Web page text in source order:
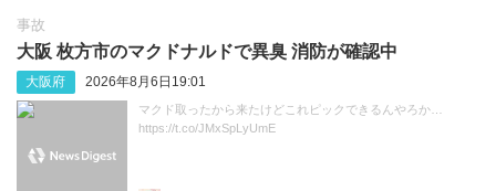
事故
大阪 枚方市のマクドナルドで異臭 消防が確認中
大阪府 2026年8月6日19:01
マクド取ったから来たけどこれピックできるんやろか…
https://t.co/JMxSpLyUmE